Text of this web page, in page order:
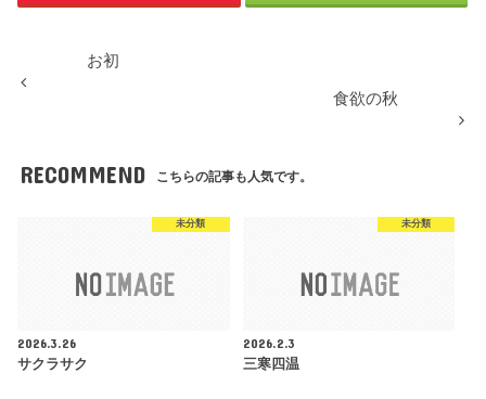
お初
食欲の秋
RECOMMEND こちらの記事も人気です。
未分類
2026.3.26
サクラサク
未分類
2026.2.3
三寒四温